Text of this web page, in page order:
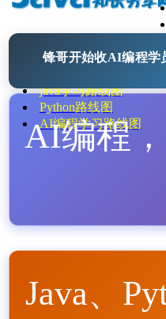
Java开源项目
java学习路线图
Python路线图
AI编程学习路线图
锋哥开始收AI编程学
AI编程
Java、